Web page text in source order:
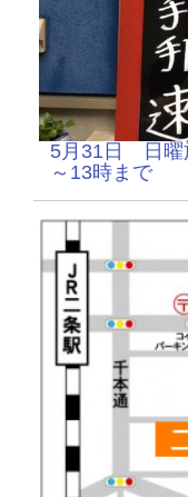
5月31日 日
～13時まで